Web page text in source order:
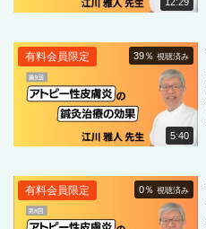
5:40
39％視聴済み
有料会員限定
0％視聴済み
有料会員限定